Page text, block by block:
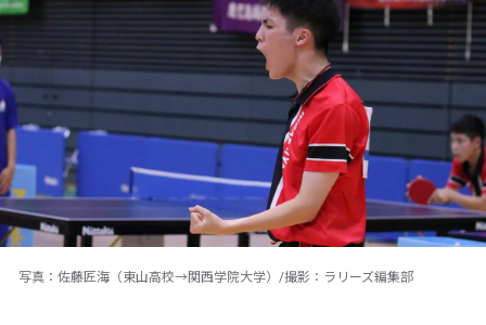
写真：佐藤匠海（東山高校→関西学院大学）/撮影：ラリーズ編集部